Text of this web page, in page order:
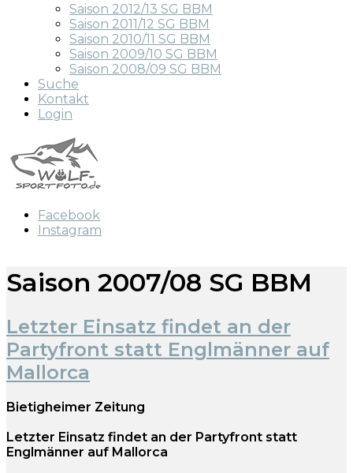
Saison 2012/13 SG BBM
Saison 2011/12 SG BBM
Saison 2010/11 SG BBM
Saison 2009/10 SG BBM
Saison 2008/09 SG BBM
Suche
Kontakt
Login
Facebook
Instagram
Saison 2007/08 SG BBM
Letzter Einsatz findet an der
Partyfront statt Englmänner auf
Mallorca
Bietigheimer Zeitung
Letzter Einsatz findet an der Partyfront statt
Englmänner auf Mallorca